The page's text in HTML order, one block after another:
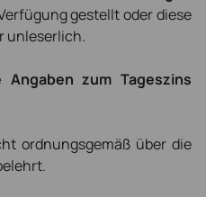
gestellt oder diese
unleserlich.
Angaben zum Tageszins
ordnungsgemäß über die